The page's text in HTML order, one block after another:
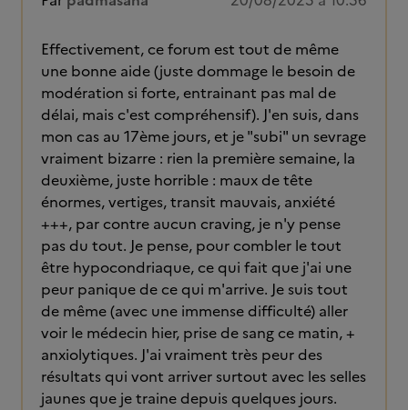
Effectivement, ce forum est tout de même
une bonne aide (juste dommage le besoin de
modération si forte, entrainant pas mal de
délai, mais c'est compréhensif). J'en suis, dans
mon cas au 17ème jours, et je "subi" un sevrage
vraiment bizarre : rien la première semaine, la
deuxième, juste horrible : maux de tête
énormes, vertiges, transit mauvais, anxiété
+++, par contre aucun craving, je n'y pense
pas du tout. Je pense, pour combler le tout
être hypocondriaque, ce qui fait que j'ai une
peur panique de ce qui m'arrive. Je suis tout
de même (avec une immense difficulté) aller
voir le médecin hier, prise de sang ce matin, +
anxiolytiques. J'ai vraiment très peur des
résultats qui vont arriver surtout avec les selles
jaunes que je traine depuis quelques jours.